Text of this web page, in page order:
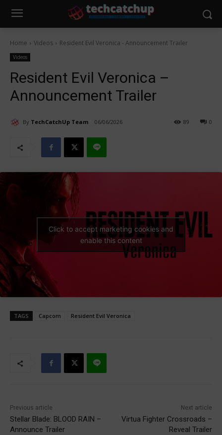
Home Videos Resident Evil Veronica - Announcement Trailer
Videos
Resident Evil Veronica –
Announcement Trailer
By TechCatchUp Team 06/06/2026 0
89
Click to accept marketing cookies and
enable this content
TAGS Capcom Resident Evil Veronica
Previous article
Stellar Blade: BLOOD RAIN –
Announce Trailer
Next article
Virtua Fighter Crossroads –
Reveal Trailer